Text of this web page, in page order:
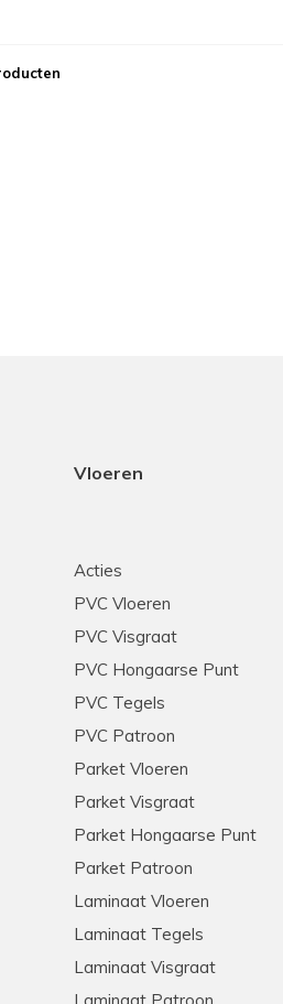
Vloeren
Acties
PVC Vloeren
PVC Visgraat
PVC Hongaarse Punt
PVC Tegels
PVC Patroon
Parket Vloeren
Parket Visgraat
Parket Hongaarse Punt
Parket Patroon
Laminaat Vloeren
Laminaat Tegels
Laminaat Visgraat
Laminaat Patroon